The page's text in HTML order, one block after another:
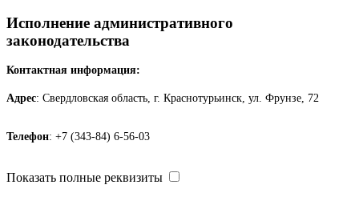
Исполнение административного
законодательства
Контактная информация:
Адрес: Свердловская область, г. Краснотурьинск, ул. Фрунзе, 72
Телефон: +7 (343-84) 6-56-03
Показать полные реквизиты